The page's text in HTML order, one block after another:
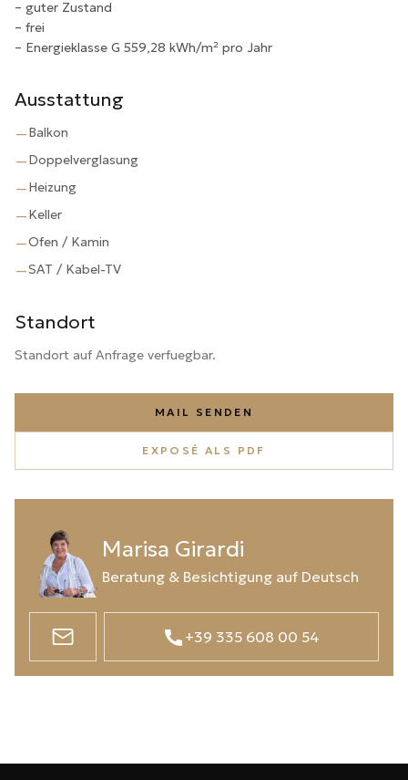
– guter Zustand
– frei
– Energieklasse G 559,28 kWh/m² pro Jahr
Ausstattung
—Balkon
—Doppelverglasung
—Heizung
—Keller
—Ofen / Kamin
—SAT / Kabel-TV
Standort
Standort auf Anfrage verfuegbar.
MAIL SENDEN
EXPOSÉ ALS PDF
Marisa Girardi
Beratung & Besichtigung auf Deutsch
+39 335 608 00 54